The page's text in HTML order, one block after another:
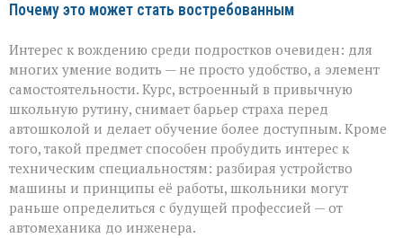
Почему это может стать востребованным
Интерес к вождению среди подростков очевиден: для
многих умение водить — не просто удобство, а элемент
самостоятельности. Курс, встроенный в привычную
школьную рутину, снимает барьер страха перед
автошколой и делает обучение более доступным. Кроме
того, такой предмет способен пробудить интерес к
техническим специальностям: разбирая устройство
машины и принципы её работы, школьники могут
раньше определиться с будущей профессией — от
автомеханика до инженера.